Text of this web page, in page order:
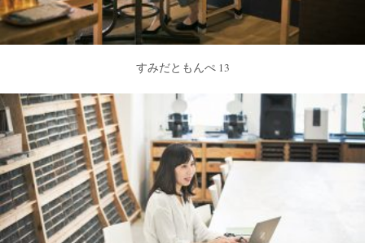
すみだともんぺ 13